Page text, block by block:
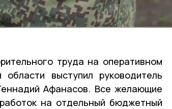
труда на оперативном
выступил руководитель
Афанасов. Все желающие
на отдельный бюджетный